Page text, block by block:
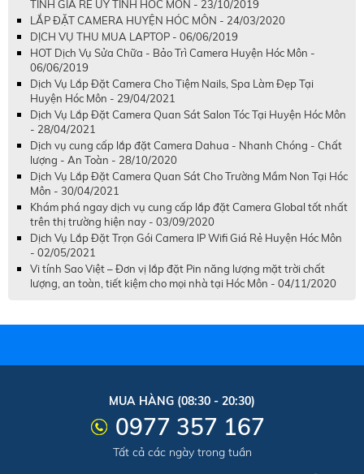
TÍNH GIÁ RẼ UY TÍNH HÓC MÔN - 23/10/2019
LẮP ĐẶT CAMERA HUYỆN HÓC MÔN - 24/03/2020
DỊCH VỤ THU MUA LAPTOP - 06/06/2019
HOT Dịch Vụ Sửa Chữa - Bảo Trì Camera Huyện Hóc Môn -
06/06/2019
Dịch Vụ Lắp Đặt Camera Cho Tiệm Nails, Spa Làm Đẹp Tại
Huyện Hóc Môn - 29/04/2021
Dịch Vụ Lắp Đặt Camera Quan Sát Salon Tóc Tại Huyện Hóc Môn
- 28/04/2021
Dịch vụ cung cấp lắp đặt Camera Dahua - Nhanh Chóng - Chất
lượng - An Toàn - 28/10/2020
Dịch Vụ Lắp Đặt Camera Quan Sát Cho Trường Mầm Non Tại Hóc
Môn - 30/04/2021
Khám phá ngay dịch vụ cung cấp lắp đặt Camera Global tốt nhất
trên thị trường hiện nay - 03/09/2020
Dịch Vụ Lắp Đặt Trọn Gói Camera IP Wifi Giá Rẻ Huyện Hóc Môn
- 02/05/2021
Vi tính Sao Việt – Đơn vị lắp đặt Pin năng lượng mặt trời chất
lượng, an toàn, tiết kiệm cho mọi nhà tại Hóc Môn - 04/11/2020
MUA HÀNG (08:30 - 20:30)
0977 357 167
Tất cả các ngày trong tuần